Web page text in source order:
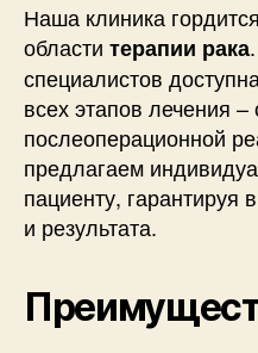
Наша клиника
области терапии рака
специалистов
всех этапов лечения –
послеоперационной
предлагаем
пациенту, гарантируя
и результата.